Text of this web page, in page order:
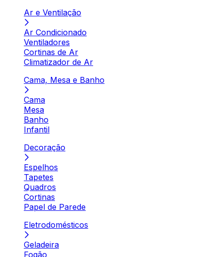
Ar e Ventilação
Ar Condicionado
Ventiladores
Cortinas de Ar
Climatizador de Ar
Cama, Mesa e Banho
Cama
Mesa
Banho
Infantil
Decoração
Espelhos
Tapetes
Quadros
Cortinas
Papel de Parede
Eletrodomésticos
Geladeira
Fogão